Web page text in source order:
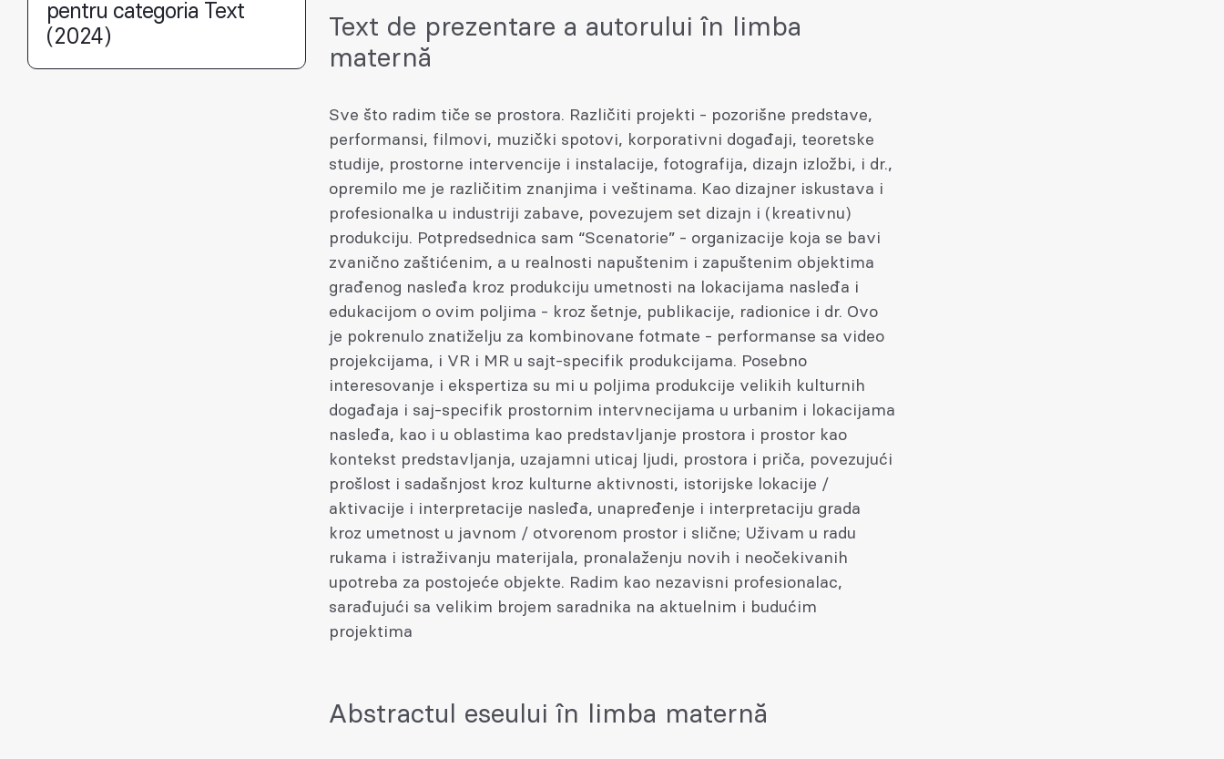
pentru categoria Text
(2024)
Text de prezentare a autorului în limba
maternă
Sve što radim tiče se prostora. Različiti projekti - pozorišne predstave,
performansi, filmovi, muzički spotovi, korporativni događaji, teoretske
studije, prostorne intervencije i instalacije, fotografija, dizajn izložbi, i dr.,
opremilo me je različitim znanjima i veštinama. Kao dizajner iskustava i
profesionalka u industriji zabave, povezujem set dizajn i (kreativnu)
produkciju. Potpredsednica sam “Scenatorie” - organizacije koja se bavi
zvanično zaštićenim, a u realnosti napuštenim i zapuštenim objektima
građenog nasleđa kroz produkciju umetnosti na lokacijama nasleđa i
edukacijom o ovim poljima - kroz šetnje, publikacije, radionice i dr. Ovo
je pokrenulo znatiželju za kombinovane fotmate - performanse sa video
projekcijama, i VR i MR u sajt-specifik produkcijama. Posebno
interesovanje i ekspertiza su mi u poljima produkcije velikih kulturnih
događaja i saj-specifik prostornim intervnecijama u urbanim i lokacijama
nasleđa, kao i u oblastima kao predstavljanje prostora i prostor kao
kontekst predstavljanja, uzajamni uticaj ljudi, prostora i priča, povezujući
prošlost i sadašnjost kroz kulturne aktivnosti, istorijske lokacije /
aktivacije i interpretacije nasleđa, unapređenje i interpretaciju grada
kroz umetnost u javnom / otvorenom prostor i slične; Uživam u radu
rukama i istraživanju materijala, pronalaženju novih i neočekivanih
upotreba za postojeće objekte. Radim kao nezavisni profesionalac,
sarađujući sa velikim brojem saradnika na aktuelnim i budućim
projektima
Abstractul eseului în limba maternă